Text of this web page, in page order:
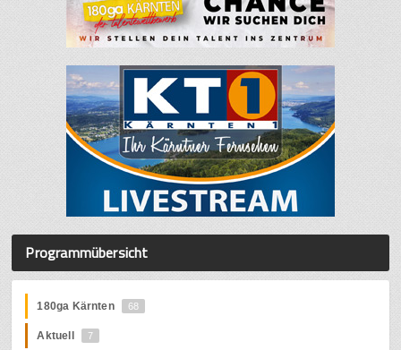
Programmübersicht
180ga Kärnten 68
Aktuell 7